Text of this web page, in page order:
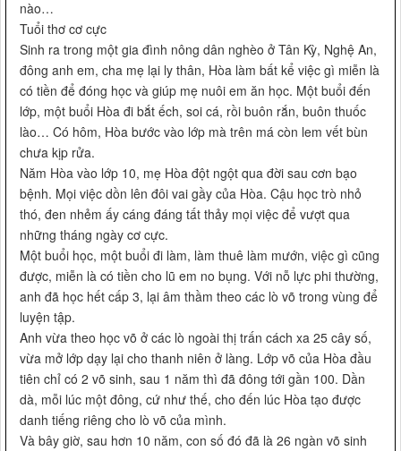
nào…
Tuổi thơ cơ cực
Sinh ra trong một gia đình nông dân nghèo ở Tân Kỳ, Nghệ An,
đông anh em, cha mẹ lại ly thân, Hòa làm bất kể việc gì miễn là
có tiền để đóng học và giúp mẹ nuôi em ăn học. Một buổi đến
lớp, một buổi Hòa đi bắt ếch, soi cá, rồi buôn rắn, buôn thuốc
lào… Có hôm, Hòa bước vào lớp mà trên má còn lem vết bùn
chưa kịp rửa.
Năm Hòa vào lớp 10, mẹ Hòa đột ngột qua đời sau cơn bạo
bệnh. Mọi việc dồn lên đôi vai gầy của Hòa. Cậu học trò nhỏ
thó, đen nhẻm ấy cáng đáng tất thảy mọi việc để vượt qua
những tháng ngày cơ cực.
Một buổi học, một buổi đi làm, làm thuê làm mướn, việc gì cũng
được, miễn là có tiền cho lũ em no bụng. Với nỗ lực phi thường,
anh đã học hết cấp 3, lại âm thầm theo các lò võ trong vùng để
luyện tập.
Anh vừa theo học võ ở các lò ngoài thị trấn cách xa 25 cây số,
vừa mở lớp dạy lại cho thanh niên ở làng. Lớp võ của Hòa đầu
tiên chỉ có 2 võ sinh, sau 1 năm thì đã đông tới gần 100. Dần
dà, mỗi lúc một đông, cứ như thế, cho đến lúc Hòa tạo được
danh tiếng riêng cho lò võ của mình.
Và bây giờ, sau hơn 10 năm, con số đó đã là 26 ngàn võ sinh